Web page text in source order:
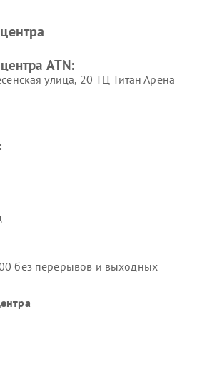
ATN:
улица, 20 ТЦ Титан Арена
без перерывов и выходных